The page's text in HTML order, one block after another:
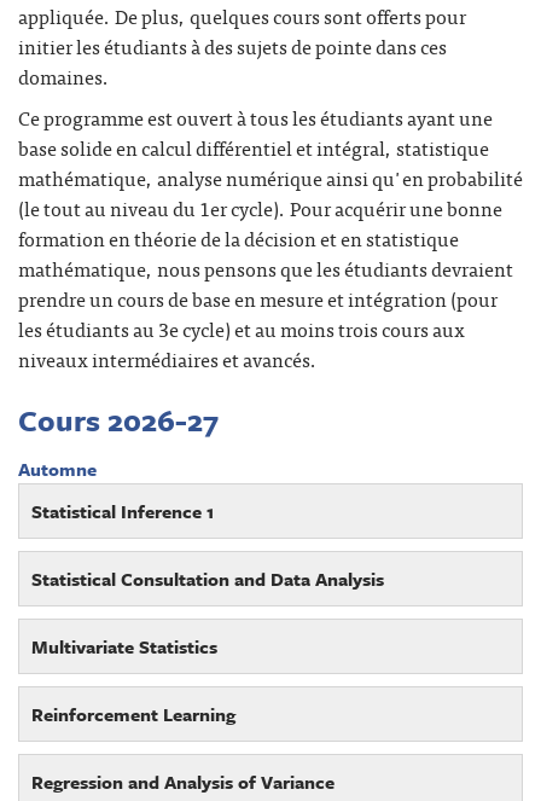
appliquée. De plus, quelques cours sont offerts pour
initier les étudiants à des sujets de pointe dans ces
domaines.
Ce programme est ouvert à tous les étudiants ayant une
base solide en calcul différentiel et intégral, statistique
mathématique, analyse numérique ainsi qu'en probabilité
(le tout au niveau du 1er cycle). Pour acquérir une bonne
formation en théorie de la décision et en statistique
mathématique, nous pensons que les étudiants devraient
prendre un cours de base en mesure et intégration (pour
les étudiants au 3e cycle) et au moins trois cours aux
niveaux intermédiaires et avancés.
Cours 2026-27
Automne
Statistical Inference 1
Statistical Consultation and Data Analysis
Multivariate Statistics
Reinforcement Learning
Regression and Analysis of Variance